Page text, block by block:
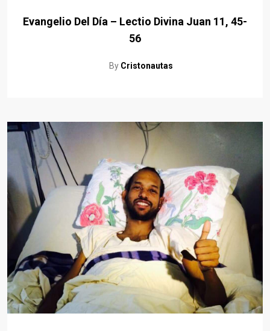
Evangelio Del Día – Lectio Divina Juan 11, 45-
56
By Cristonautas